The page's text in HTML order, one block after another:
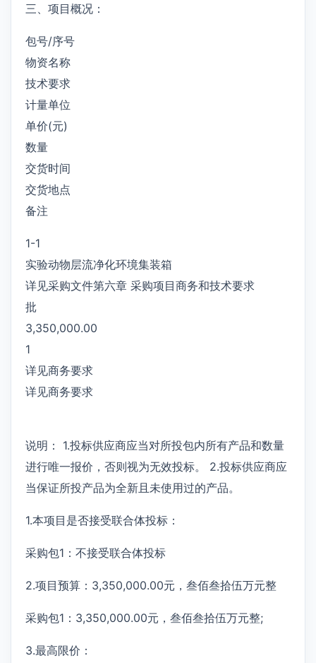
三、项目概况：
包号/序号
物资名称
技术要求
计量单位
单价(元)
数量
交货时间
交货地点
备注
1-1
实验动物层流净化环境集装箱
详见采购文件第六章 采购项目商务和技术要求
批
3,350,000.00
1
详见商务要求
详见商务要求
说明： 1.投标供应商应当对所投包内所有产品和数量
进行唯一报价，否则视为无效投标。 2.投标供应商应
当保证所投产品为全新且未使用过的产品。
1.本项目是否接受联合体投标：
采购包1：不接受联合体投标
2.项目预算：3,350,000.00元，叁佰叁拾伍万元整
采购包1：3,350,000.00元，叁佰叁拾伍万元整;
3.最高限价：